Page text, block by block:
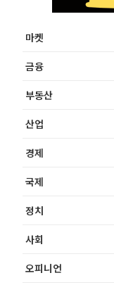
마켓
금융
부동산
산업
경제
국제
정치
사회
오피니언